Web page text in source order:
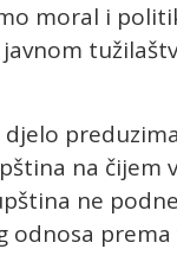
moral i
na čijem
ne
prema